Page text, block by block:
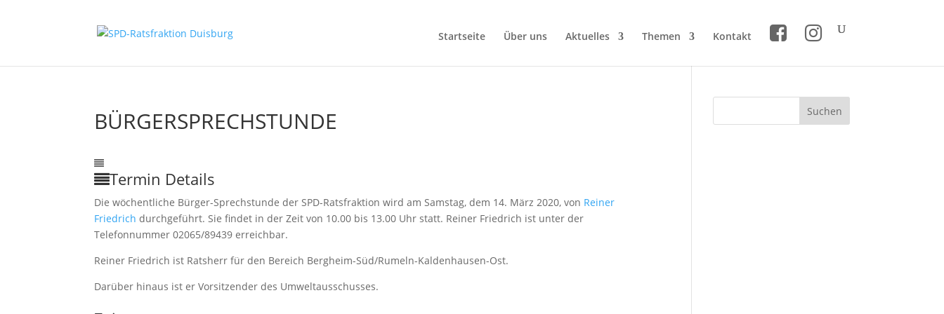
Startseite Über uns Aktuelles Themen Kontakt
BÜRGERSPRECHSTUNDE
Termin Details
Die wöchentliche Bürger-Sprechstunde der SPD-Ratsfraktion wird am Samstag, dem 14. März 2020, von Reiner
Friedrich durchgeführt. Sie findet in der Zeit von 10.00 bis 13.00 Uhr statt. Reiner Friedrich ist unter der
Telefonnummer 02065/89439 erreichbar.
Reiner Friedrich ist Ratsherr für den Bereich Bergheim-Süd/Rumeln-Kaldenhausen-Ost.
Darüber hinaus ist er Vorsitzender des Umweltausschusses.